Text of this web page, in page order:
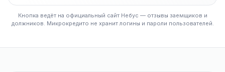
Кнопка ведёт на официальный сайт Небус — отзывы заемщиков и
должников. Микрокредито не хранит логины и пароли пользователей.